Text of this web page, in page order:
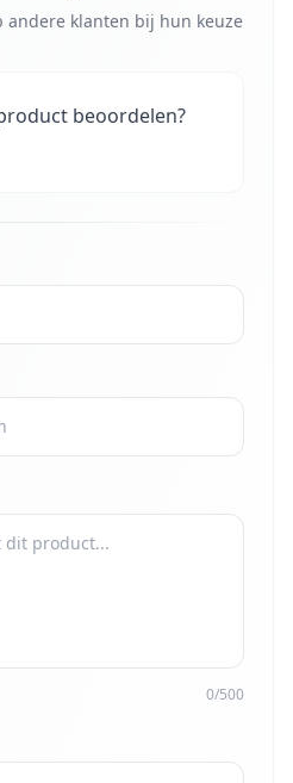
andere klanten bij hun keuze
beoordelen?
0/500